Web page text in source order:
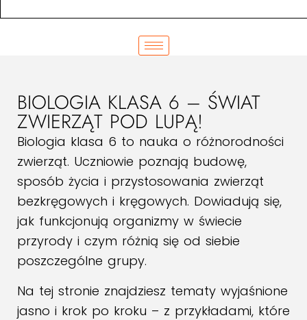
BIOLOGIA KLASA 6 – ŚWIAT
ZWIERZĄT POD LUPĄ!
Biologia klasa 6 to nauka o różnorodności
zwierząt. Uczniowie poznają budowę,
sposób życia i przystosowania zwierząt
bezkręgowych i kręgowych. Dowiadują się,
jak funkcjonują organizmy w świecie
przyrody i czym różnią się od siebie
poszczególne grupy.
Na tej stronie znajdziesz tematy wyjaśnione
jasno i krok po kroku – z przykładami, które